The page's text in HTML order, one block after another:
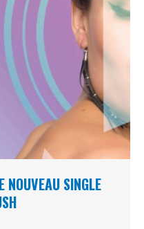
SINGLE